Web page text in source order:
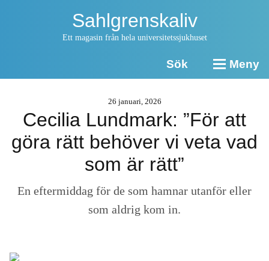
Sahlgrenskaliv
Ett magasin från hela universitetssjukhuset
Sök Meny
26 januari, 2026
Cecilia Lundmark: ”För att
göra rätt behöver vi veta vad
som är rätt”
En eftermiddag för de som hamnar utanför eller
som aldrig kom in.